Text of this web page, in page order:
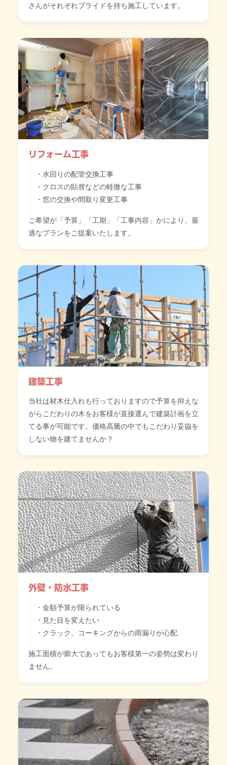
さんがそれぞれプライドを持ち施工しています。
リフォーム工事
水回りの配管交換工事
クロスの貼替などの軽微な工事
窓の交換や間取り変更工事
ご希望が「予算」「工期」「工事内容」かにより、最
適なプランをご提案いたします。
建築工事
当社は材木仕入れも行っておりますので予算を抑えな
がらこだわりの木をお客様が直接選んで建築計画を立
てる事が可能です。価格高騰の中でもこだわり妥協を
しない物を建てませんか？
外壁・防水工事
金額予算が限られている
見た目を変えたい
クラック、コーキングからの雨漏りが心配
施工面積が膨大であってもお客様第一の姿勢は変わり
ません。